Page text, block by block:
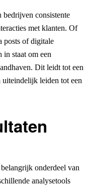
consistente
met klanten. Of
posts of digitale
in staat om een
Dit leidt tot een
leiden tot een
onderdeel van
analysetools